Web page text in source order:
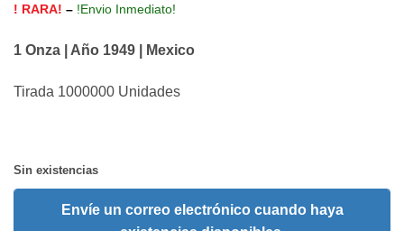
! RARA! – !Envio Inmediato!
1 Onza | Año 1949 | Mexico
Tirada 1000000 Unidades
Sin existencias
Envíe un correo electrónico cuando haya